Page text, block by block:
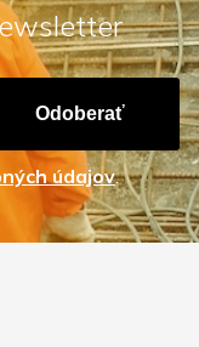
Odoberať
údajov.